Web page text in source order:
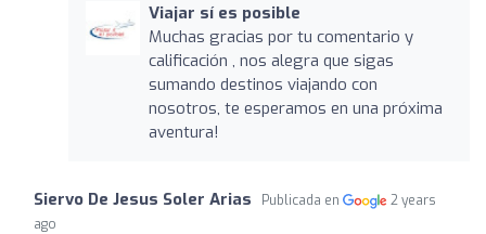
Viajar sí es posible
Muchas gracias por tu comentario y
calificación , nos alegra que sigas
sumando destinos viajando con
nosotros, te esperamos en una próxima
aventura!
Siervo De Jesus Soler Arias Publicada en
2 years
ago